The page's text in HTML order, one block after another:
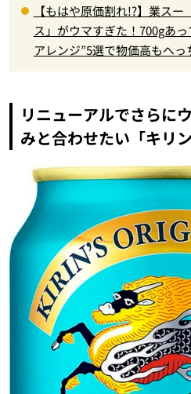
【もはや原価割れ!?】業ス
ス」がウマすぎた！700gあ
アレンジ”5選で物価高もへっ
リニューアルでさらに
みと合わせたい「キリ